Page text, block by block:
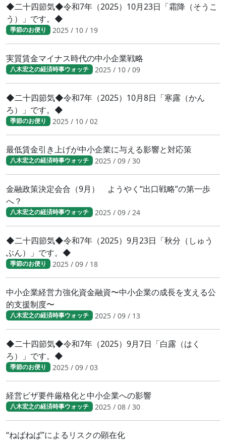
◆二十四節気◆令和7年（2025）10月23日「霜降（そうこ
う）」です。◆
季節のお便り 2025 / 10 / 19
実質賃金マイナス時代の中小企業戦略
八木宏之の経済時事ウォッチ 2025 / 10 / 09
◆二十四節気◆令和7年（2025）10月8日「寒露（かん
ろ）」です。◆
季節のお便り 2025 / 10 / 02
最低賃金引き上げが中小企業に与える影響と対応策
八木宏之の経済時事ウォッチ 2025 / 09 / 30
金融政策決定会合（9月） ようやく“出口戦略”の第一歩
へ？
八木宏之の経済時事ウォッチ 2025 / 09 / 24
◆二十四節気◆令和7年（2025）9月23日「秋分（しゅう
ぶん）」です。◆
季節のお便り 2025 / 09 / 18
中小企業経営力強化資金融資〜中小企業の成長を支える公
的支援制度〜
八木宏之の経済時事ウォッチ 2025 / 09 / 13
◆二十四節気◆令和7年（2025）9月7日「白露（はく
ろ）」です。◆
季節のお便り 2025 / 09 / 03
経営ビザ要件厳格化と中小企業への影響
八木宏之の経済時事ウォッチ 2025 / 08 / 30
“ねばねば”によるリスクの顕在化